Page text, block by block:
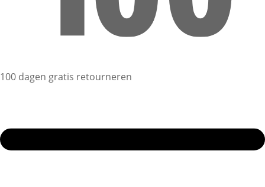
100 dagen gratis retourneren